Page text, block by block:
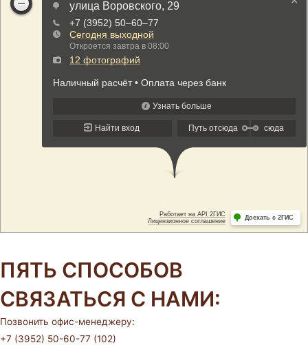
ПЯТЬ СПОСОБОВ
СВЯЗАТЬСЯ С НАМИ:
Позвонить офис-менеджеру:
+7 (3952) 50-60-77 (102)